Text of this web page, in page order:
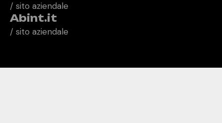
/ sito aziendale
Abint.it
/ sito aziendale